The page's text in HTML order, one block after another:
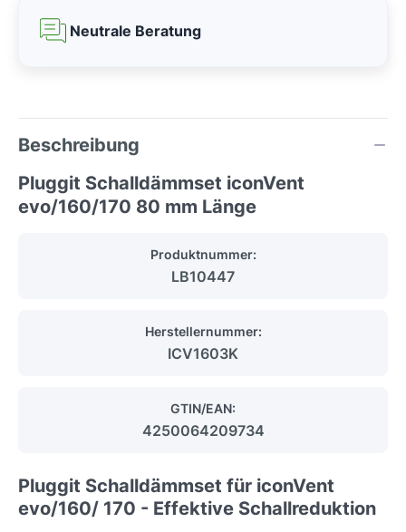
Neutrale Beratung
Beschreibung
Pluggit Schalldämmset iconVent
evo/160/170 80 mm Länge
Produktnummer:
LB10447
Herstellernummer:
ICV1603K
GTIN/EAN:
4250064209734
Pluggit Schalldämmset für iconVent
evo/160/ 170 - Effektive Schallreduktion